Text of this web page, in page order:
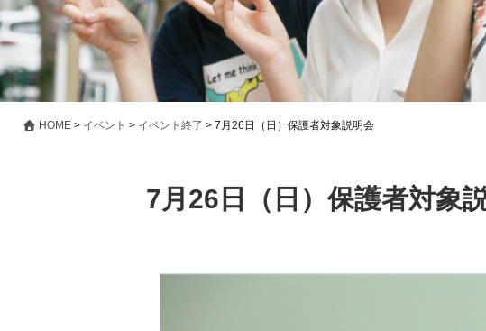
HOME > イベント > イベント終了 > 7月26日（日）保護者対象説明会
7月26日（日）保護者対象